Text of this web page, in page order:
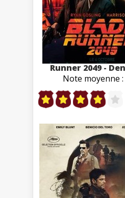
Runner 2049 -
Note moyenne